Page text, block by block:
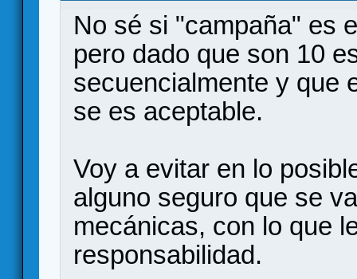
No sé si "campaña" es
pero dado que son 10
secuencialmente y que
se es aceptable.
Voy a evitar en lo
alguno seguro que se
mecánicas, con lo que
responsabilidad.